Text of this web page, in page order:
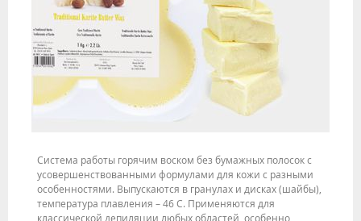
Система работы горячим воском без бумажных полосок с
усовершенствованными формулами для кожи с разными
особенностями. Выпускаются в гранулах и дисках (шайбы),
температура плавления – 46 С. Применяются для
классической депиляции любых областей, особенно